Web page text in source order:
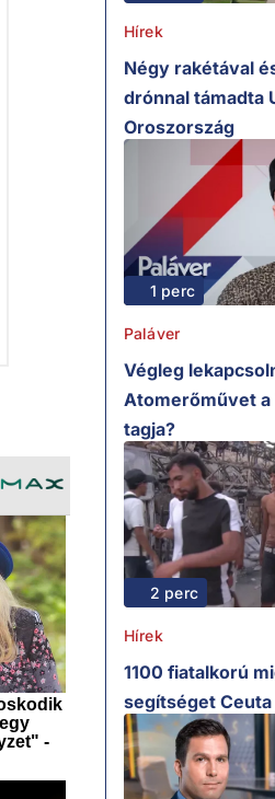
Hírek
Négy rakétával
drónnal támadta
Oroszország
1 perc
Paláver
Végleg
Atomerőművet
tagja?
2 perc
Hírek
1100 fiatalkorú
segítséget Ceuta